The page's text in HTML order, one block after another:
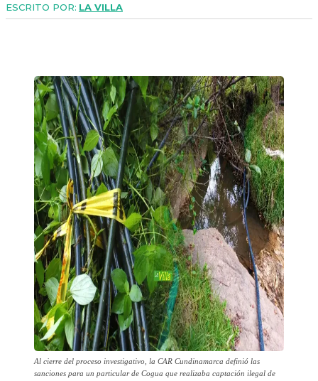
ESCRITO POR: LA VILLA
Al cierre del proceso investigativo, la CAR Cundinamarca definió las
sanciones para un particular de Cogua que realizaba captación ilegal de